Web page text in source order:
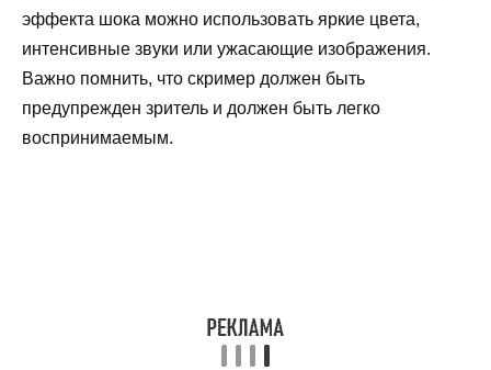
эффекта шока можно использовать яркие цвета,
интенсивные звуки или ужасающие изображения.
Важно помнить, что скример должен быть
предупрежден зритель и должен быть легко
воспринимаемым.